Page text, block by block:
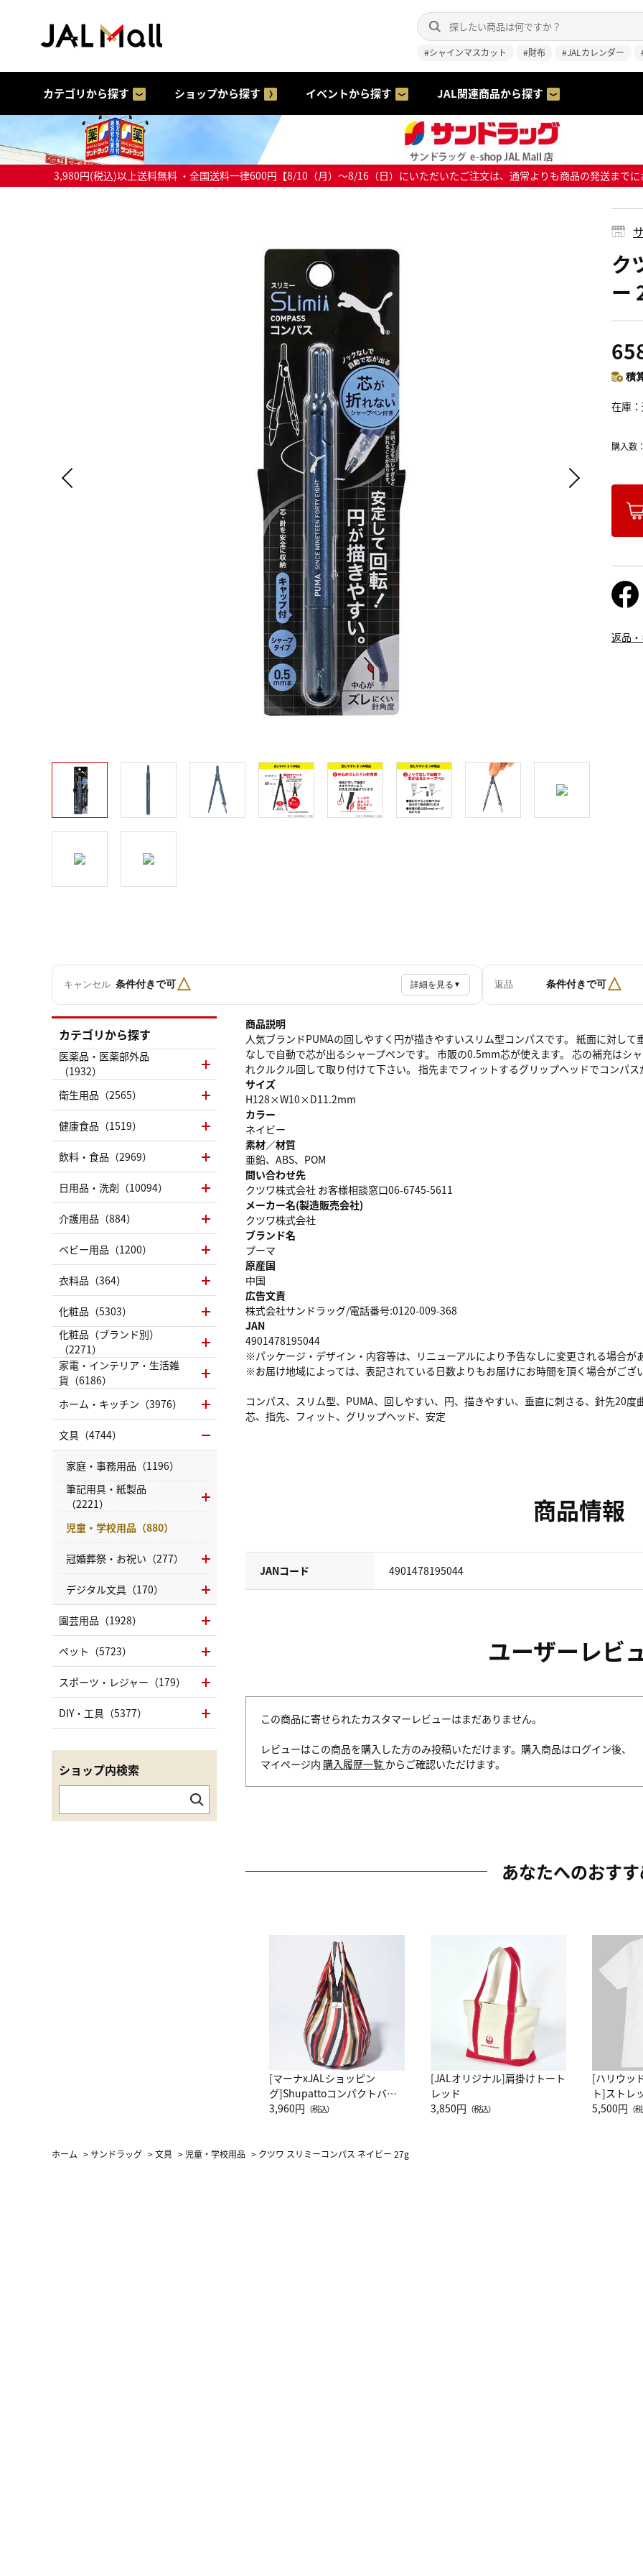
#シャインマスカット #財布 #JALカレンダー
カテゴリから探す ショップから探す イベントから探す JAL関連商品から探す
3,980円(税込)以上送料無料 ・全国送料一律600円【8/10（月）～8/16（日）にいただいたご注文は、通常よりも商品の発送まで
ク
ー
積
在庫
購入数
返品
キャンセル 条件付きで可△ 詳細を見る ▼ 返品 条件付きで可△
商品説明
人気ブランドPUMAの回しやすく円が描きやすいスリム型コンパスです。 紙面に対し
なしで自動で芯が出るシャープペンです。 市販の0.5mm芯が使えます。 芯の補充はシ
れクルクル回して取り付けて下さい。 指先までフィットするグリップヘッドでコンパ
サイズ
H128×W10×D11.2mm
カラー
ネイビー
素材／材質
亜鉛、ABS、POM
問い合わせ先
クツワ株式会社 お客様相談窓口06-6745-5611
メーカー名(製造販売会社)
クツワ株式会社
ブランド名
プーマ
原産国
中国
広告文責
株式会社サンドラッグ/電話番号:0120-009-368
JAN
4901478195044
※パッケージ・デザイン・内容等は、リニューアルにより予告なしに変更される場合が
※お届け地域によっては、表記されている日数よりもお届けにお時間を頂く場合がござ
コンパス、スリム型、PUMA、回しやすい、円、描きやすい、垂直に刺さる、針先20
芯、指先、フィット、グリップヘッド、安定
商品情報
JANコード 4901478195044
ユーザーレビ
この商品に寄せられたカスタマーレビューはまだありません。
レビューはこの商品を購入した方のみ投稿いただけます。購入商品はログイン後、
マイページ内 購入履歴一覧 からご確認いただけます。
あなたへのおす
[マーナxJALショッピン
グ]Shupattoコンパクトバッ
グ Drop JAL客室乗務員
3,960円 （税込）
[JALオリジナル]肩掛けトート
レッド
3,850円 （税込）
[ハリウッ
ト]ストレ
ーネック
5,500円 （
カテゴリから探す
医薬品・医薬部外品
（1932）
衛生用品（2565）
健康食品（1519）
飲料・食品（2969）
日用品・洗剤（10094）
介護用品（884）
ベビー用品（1200）
衣料品（364）
化粧品（5303）
化粧品（ブランド別）
（2271）
家電・インテリア・生活雑
貨（6186）
ホーム・キッチン（3976）
文具（4744）
家庭・事務用品（1196）
筆記用具・紙製品
（2221）
児童・学校用品（880）
冠婚葬祭・お祝い（277）
デジタル文具（170）
園芸用品（1928）
ペット（5723）
スポーツ・レジャー（179）
DIY・工具（5377）
ショップ内検索
ホーム >サンドラッグ >文具 > 児童・学校用品 > クツワ スリミーコンパス ネイビー 27g